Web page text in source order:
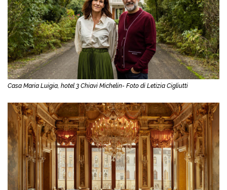
Casa Maria Luigia, hotel 3 Chiavi Michelin- Foto di Letizia Cigliutti